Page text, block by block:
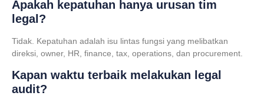
Apakah kepatuhan hanya urusan tim
legal?
Tidak. Kepatuhan adalah isu lintas fungsi yang melibatkan
direksi, owner, HR, finance, tax, operations, dan procurement.
Kapan waktu terbaik melakukan legal
audit?